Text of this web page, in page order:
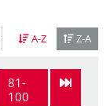
A-Z Z-A
81-
100